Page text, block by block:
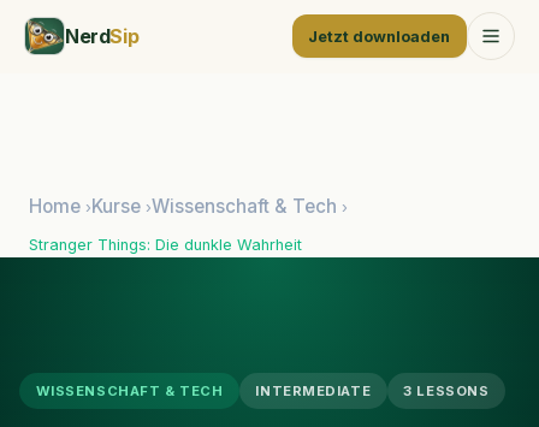
NerdSip Jetzt downloaden
Home ›Kurse ›Wissenschaft & Tech ›
Stranger Things: Die dunkle Wahrheit
WISSENSCHAFT & TECH INTERMEDIATE 3 LESSONS